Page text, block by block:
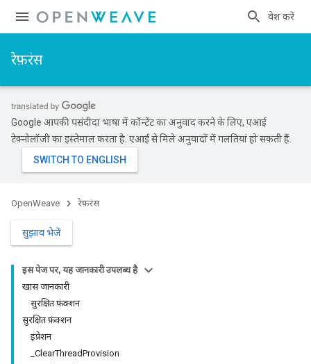
प्रवेश करें
रेफ़रंस
Google आपकी पसंदीदा भाषा में कॉन्टेंट का अनुवाद करने के लिए, एआई
टेक्नोलॉजी का इस्तेमाल करता है. एआई से मिले अनुवादों में गलतियां हो सकती हैं.
OpenWeave रेफ़रंस
सुझाव भेजें
इस पेज पर, यह जानकारी उपलब्ध है
खास जानकारी
सुरक्षित फ़ंक्शन
सुरक्षित फ़ंक्शन
इंप्रेशन
_ClearThreadProvision